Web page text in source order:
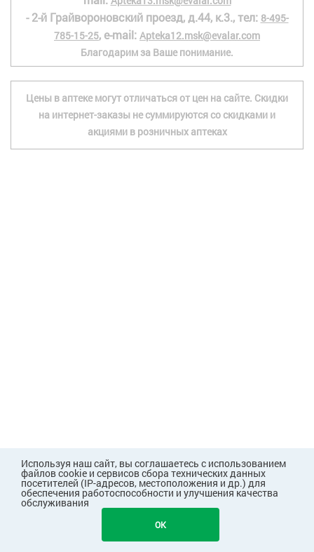
В КОРЗИНУ 140
- 2-й Грайвороновский проезд, д.44, к.3., тел: 8-495-
785-15-25, e-mail: Apteka12.msk@evalar.com
Благодарим за Ваше понимание.
Цены в аптеке могут отличаться от цен на сайте. Скидки
на интернет-заказы не суммируются со скидками и
акциями в розничных аптеках
Используя наш сайт, вы соглашаетесь с использованием
файлов cookie и сервисов сбора технических данных
посетителей (IP-адресов, местоположения и др.) для
обеспечения работоспособности и улучшения качества
обслуживания
OK